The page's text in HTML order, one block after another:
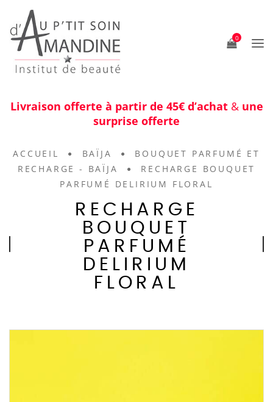
0
Livraison offerte à partir de 45€ d’achat & une
surprise offerte
ACCUEIL BAÏJA
BOUQUET PARFUMÉ ET
RECHARGE - BAÏJA
RECHARGE BOUQUET
PARFUMÉ DELIRIUM FLORAL
RECHARGE
BOUQUET
PARFUMÉ
DELIRIUM
FLORAL